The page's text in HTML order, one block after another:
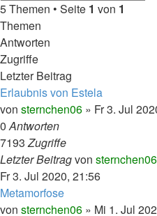
5 Themen • Seite 1 von 1
Themen
Antworten
Zugriffe
Letzter Beitrag
Erlaubnis von Estela
von sternchen06 » Fr 3. Jul
0Antworten
7193Zugriffe
Letzter Beitragvon sternchen06
Fr 3. Jul 2020, 21:56
Metamorfose
von sternchen06 » Mi 1. Jul